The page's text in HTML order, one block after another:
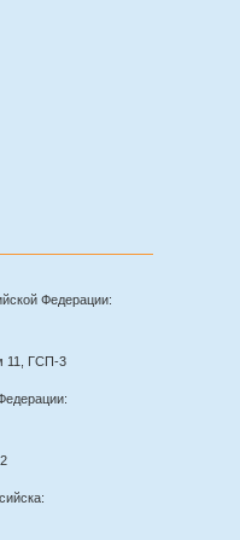
Федерации:
11, ГСП-3